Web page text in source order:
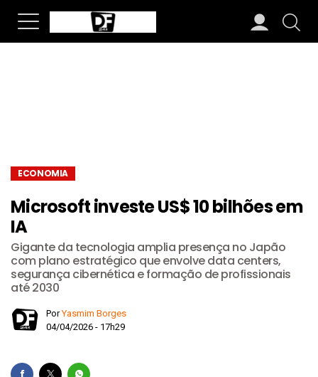
ECONOMIA
Microsoft investe US$ 10 bilhões em
IA
Gigante da tecnologia amplia presença no Japão
com plano estratégico que envolve data centers,
segurança cibernética e formação de profissionais
até 2030
PorYasmim Borges
04/04/2026 - 17h29